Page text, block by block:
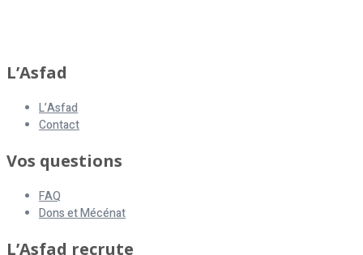
L’Asfad
L’Asfad
Contact
Vos questions
FAQ
Dons et Mécénat
L’Asfad recrute